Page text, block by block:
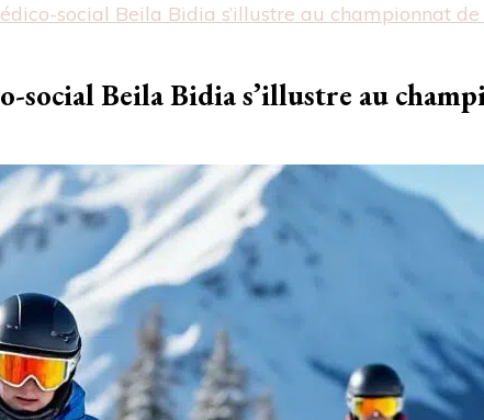
social Beila Bidia s’illustre au championnat
Beila Bidia s’illustre au